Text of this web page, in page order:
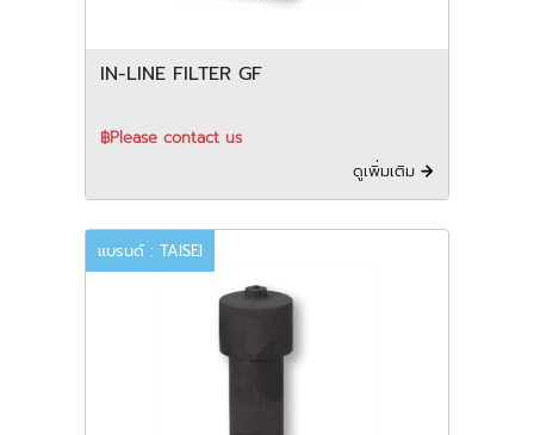
IN-LINE FILTER GF
฿Please contact us
ดูเพิ่มเติม
แบรนด์ : TAISEI